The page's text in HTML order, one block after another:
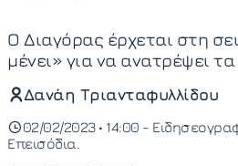
Ο Διαγόρας έρχεται στη
μένει» για να ανατρέψει
Δανάη Τριανταφυλλίδου
02/02/2023 • 14:00 -
Επεισόδια